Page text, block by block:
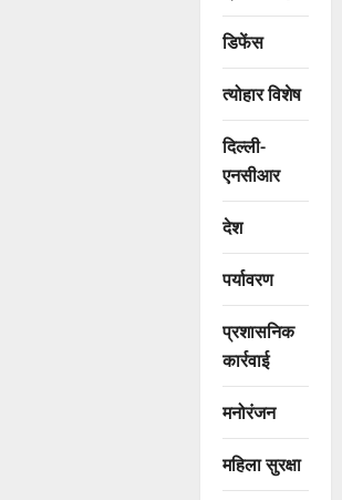
डिफेंस
त्योहार विशेष
दिल्ली-
एनसीआर
देश
पर्यावरण
प्रशासनिक
कार्रवाई
मनोरंजन
महिला सुरक्षा